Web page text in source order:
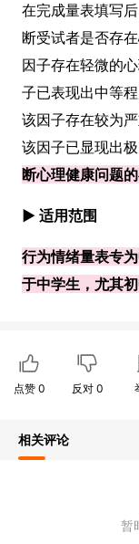
在完成量表填写
断受试者是否存
因子存在轻微的
子已表现出中等
该因子存在较为
该因子已显现出
断心理健康问题
► 适用范围
行为情绪量表专
于中学生，尤其
点赞 0 反对 0
相关评论
暂